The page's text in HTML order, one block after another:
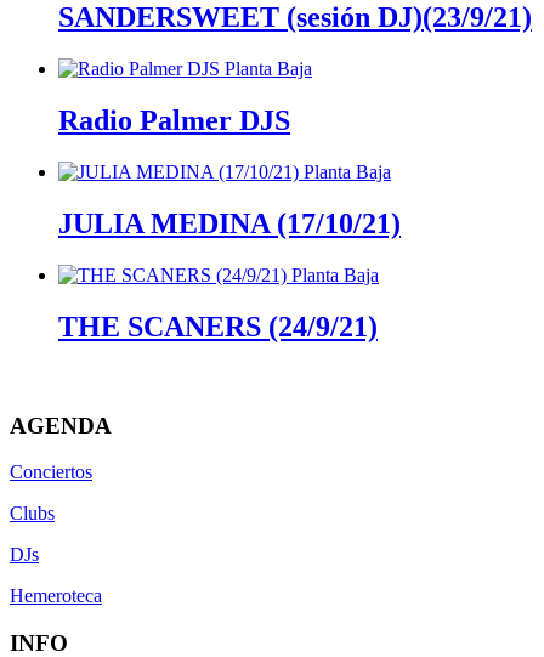
SANDERSWEET (sesión DJ)(23/9/21)
Radio Palmer DJS
JULIA MEDINA (17/10/21)
THE SCANERS (24/9/21)
AGENDA
Conciertos
Clubs
DJs
Hemeroteca
INFO